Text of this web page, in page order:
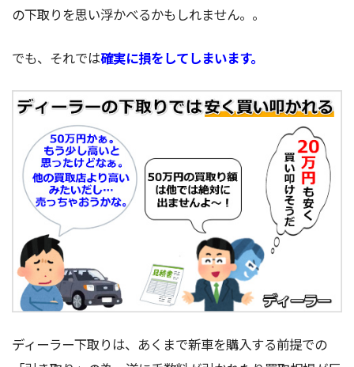
の下取りを思い浮かべるかもしれません。。
でも、それでは確実に損をしてしまいます。
ディーラー下取りは、あくまで新車を購入する前提での